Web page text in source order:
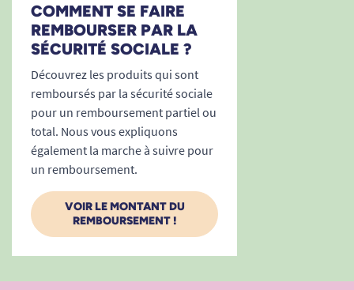
COMMENT SE FAIRE
REMBOURSER PAR LA
SÉCURITÉ SOCIALE ?
Découvrez les produits qui sont
remboursés par la sécurité sociale
pour un remboursement partiel ou
total. Nous vous expliquons
également la marche à suivre pour
un remboursement.
VOIR LE MONTANT DU
REMBOURSEMENT !